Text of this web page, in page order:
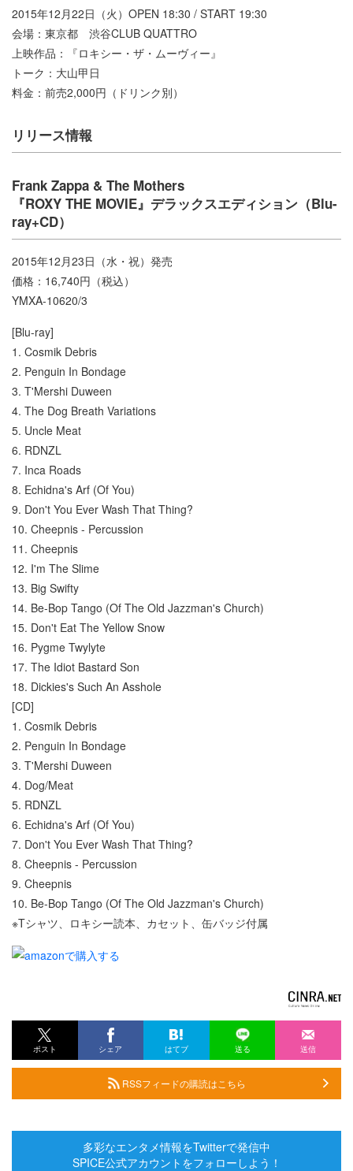
2015年12月22日（火）OPEN 18:30 / START 19:30
会場：東京都 渋谷CLUB QUATTRO
上映作品：『ロキシー・ザ・ムーヴィー』
トーク：大山甲日
料金：前売2,000円（ドリンク別）
リリース情報
Frank Zappa & The Mothers
『ROXY THE MOVIE』デラックスエディション（Blu-
ray+CD）
2015年12月23日（水・祝）発売
価格：16,740円（税込）
YMXA-10620/3
[Blu-ray]
1. Cosmik Debris
2. Penguin In Bondage
3. T'Mershi Duween
4. The Dog Breath Variations
5. Uncle Meat
6. RDNZL
7. Inca Roads
8. Echidna's Arf (Of You)
9. Don't You Ever Wash That Thing?
10. Cheepnis - Percussion
11. Cheepnis
12. I'm The Slime
13. Big Swifty
14. Be-Bop Tango (Of The Old Jazzman's Church)
15. Don't Eat The Yellow Snow
16. Pygme Twylyte
17. The Idiot Bastard Son
18. Dickies's Such An Asshole
[CD]
1. Cosmik Debris
2. Penguin In Bondage
3. T'Mershi Duween
4. Dog/Meat
5. RDNZL
6. Echidna's Arf (Of You)
7. Don't You Ever Wash That Thing?
8. Cheepnis - Percussion
9. Cheepnis
10. Be-Bop Tango (Of The Old Jazzman's Church)
※Tシャツ、ロキシー読本、カセット、缶バッジ付属
ポスト シェア はてブ 送る 送信
RSSフィードの購読はこちら
多彩なエンタメ情報をTwitterで発信中
SPICE公式アカウントをフォローしよう！